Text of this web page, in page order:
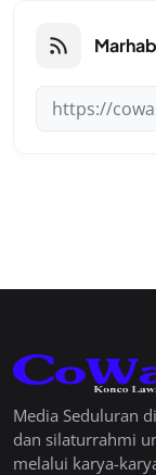
Media Seduluran
dan silaturrahmi
melalui karya-